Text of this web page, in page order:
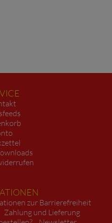
zur Barrierefreiheit
Zahlung und Lieferung